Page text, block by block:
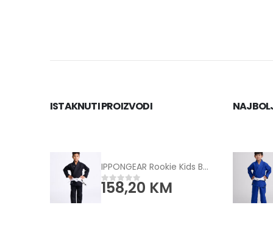
ISTAKNUTI PROIZVODI
IPPONGEAR Rookie Kids BJJ Uniform black
od 5
158,20 KM